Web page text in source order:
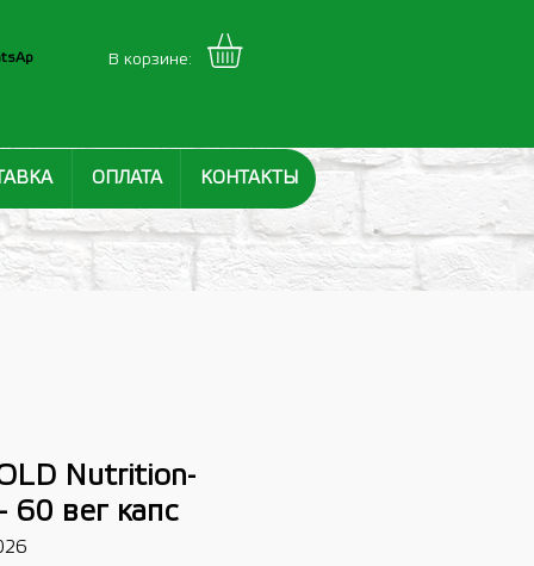
ОПЛАТА КОНТАКТЫ
В корзине:
Nutrition-
60 вег капс